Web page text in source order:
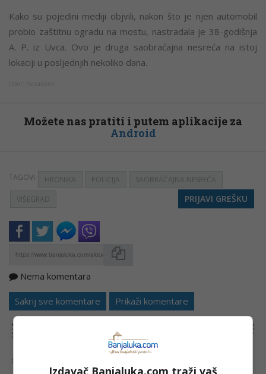
Kako su pojedini mediji objvili, nakon što je njen automobil
probio zaštitnu ogradu na mostu, nastradala je 38-godišnja
A. P. iz Uvca. Ovo je druga saobraćajna nesreća na istoj
lokaciji u posljednjih nekoliko dana.
Možete nas pratiti i putem aplikacije za
Android
TAGOVI: HRONIKA POLICIJA
SAOBRAĆAJNA NESREĆA
VIŠEGRAD
PRIJAVI GREŠKU
Nema komentara
Sakrij sve komentare Prikaži komentare
NAPOMENA:
Komentari odražavaju stavove njihovih autora, a ne nužno i stavove internet portala Banjaluka.com. Molimo korisnike da se suzdrže od
vrijeđanja, psovanja i vulgarnog izražavanja. Portal Banjaluka.com zadržava pravo da obriše komentar bez najave i objašnjenja. Zbog velikog broja
komentara Banjaluka.com nije dužan obrisati sve komentare koji krše pravila. Kao čitalac takođe prihvatate mogućnost da među komentarima mogu
biti pronađeni sadržaji koji mogu biti u suprotnosti sa vašim vjerskim, moralnim i drugim načelima i uvjerenjima.
Šta mislite o ovoj temi?
Izdavač Banjaluka.com traži vaš